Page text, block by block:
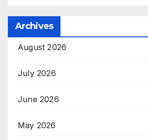
Archives
August 2026
July 2026
June 2026
May 2026